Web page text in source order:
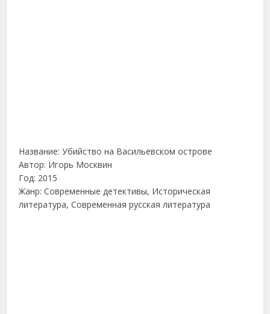
Название: Убийство на Васильевском острове
Автор: Игорь Москвин
Год: 2015
Жанр: Современные детективы, Историческая
литература, Современная русская литература